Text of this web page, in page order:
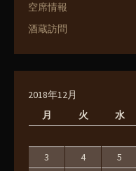
空席情報
酒蔵訪問
2018年12月
月
火 水
3
4 5